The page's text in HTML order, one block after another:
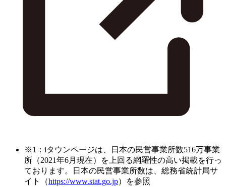
※1：iタウンページは、日本の民営事業所数516万事業
所（2021年6月現在）を上回る網羅性の高い掲載を行っ
ております。日本の民営事業所数は、総務省統計局サ
イト（https://www.stat.go.jp）を参照